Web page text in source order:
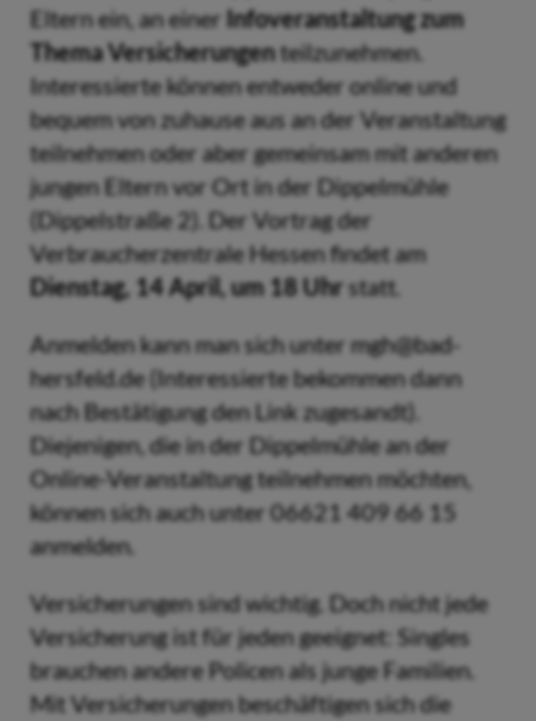
Eltern ein, an einer Infoveranstaltung zum
Thema Versicherungenteilzunehmen.
Interessierte können entweder online und
bequem von zuhause aus an der Veranstaltung
teilnehmen oder aber gemeinsam mit anderen
jungen Eltern vor Ort in der Dippelmühle
(Dippelstraße 2). Der Vortrag der
Verbraucherzentrale Hessen findet am
Dienstag, 14 April, um 18 Uhrstatt.
Anmelden kann man sich unter mgh@bad-
hersfeld.de (Interessierte bekommen dann
nach Bestätigung den Link zugesandt).
Diejenigen, die in der Dippelmühle an der
Online-Veranstaltung teilnehmen möchten,
können sich auch unter 06621 409 66 15
anmelden.
Versicherungen sind wichtig. Doch nicht jede
Versicherung ist für jeden geeignet: Singles
brauchen andere Policen als junge Familien.
Mit Versicherungen beschäftigen sich die